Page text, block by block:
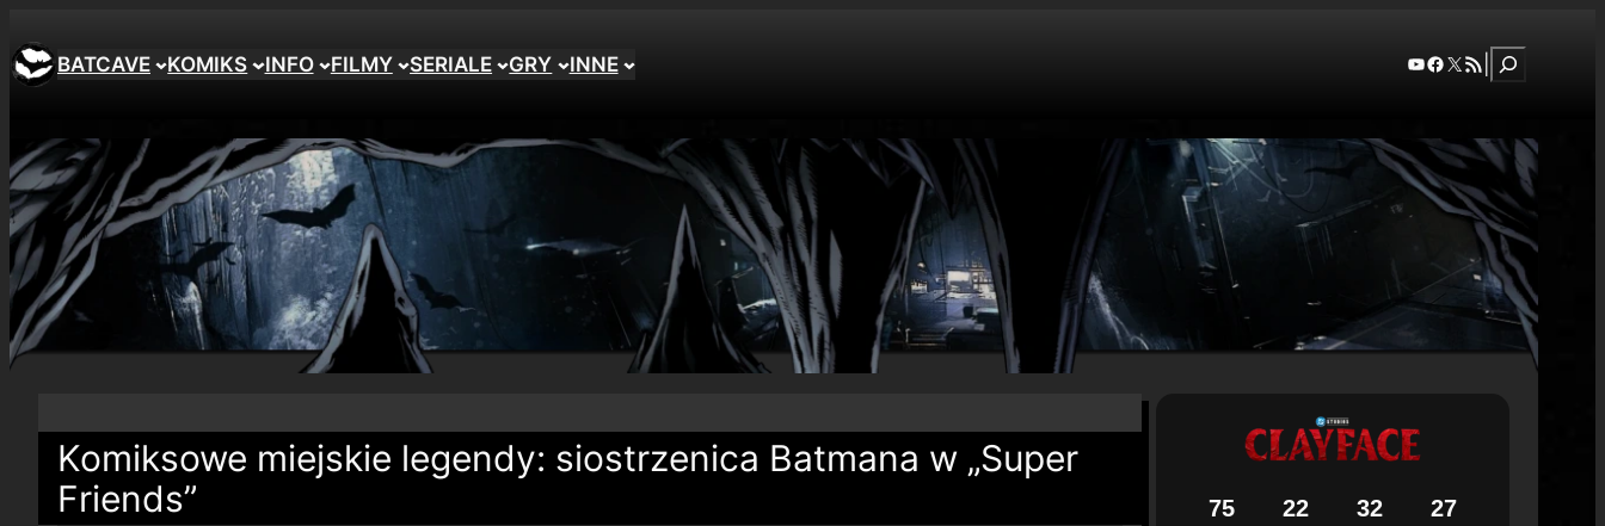
BATCAVE KOMIKS INFO FILMY SERIALE GRY INNE YouTube
Facebook
X RSS FeedSzukaj
Komiksowe miejskie legendy: siostrzenica Batmana w „Super
Friends”
75 22 32 26